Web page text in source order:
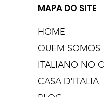
MAPA DO SITE
HOME
QUEM SOMOS
ITALIANO NO
CASA D'ITALIA